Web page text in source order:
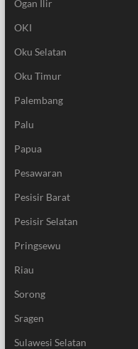
Ogan Ilir
OKI
Oku Selatan
Oku Timur
Palembang
Palu
Papua
Pesawaran
Pesisir Barat
Pesisir Selatan
Pringsewu
Riau
Sorong
Sragen
Sulawesi Selatan